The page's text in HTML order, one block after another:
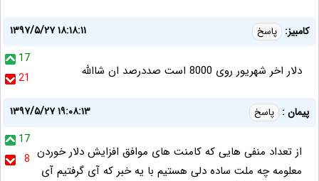
کامبیز: پاسخ
۱۳۹۷/۵/۲۷ ۱۸:۱۸:۱۱
17
21
دلار اخر شهریور روی 8000 است صددرصد ان شاالله
پیمان : پاسخ
۱۳۹۷/۵/۲۷ ۱۹:۰۸:۱۳
17
8 از تعداد منفی هایی که کامنت های موافق افزایش دلار خوردن
معلومه چه ملت ساده دلی هستیم با یه خبر که آی گرفتیم آی